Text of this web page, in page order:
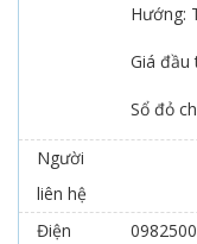
Hướng:
Giá đầu
Sổ đỏ
Người
liên hệ
Điện